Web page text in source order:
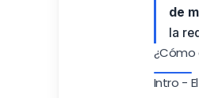
de
la
¿Cómo
Intro -